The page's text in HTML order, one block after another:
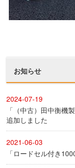
お知らせ
2024-07-19
「（中古）田中衡機
追加しました
2021-06-03
「ロードセル付き